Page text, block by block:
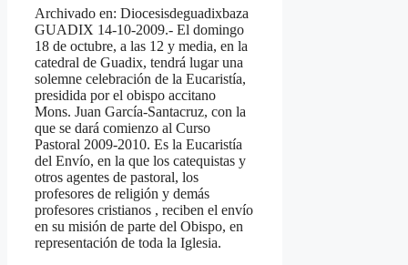
Archivado en: Diocesisdeguadixbaza
GUADIX 14-10-2009.- El domingo
18 de octubre, a las 12 y media, en la
catedral de Guadix, tendrá lugar una
solemne celebración de la Eucaristía,
presidida por el obispo accitano
Mons. Juan García-Santacruz, con la
que se dará comienzo al Curso
Pastoral 2009-2010. Es la Eucaristía
del Envío, en la que los catequistas y
otros agentes de pastoral, los
profesores de religión y demás
profesores cristianos , reciben el envío
en su misión de parte del Obispo, en
representación de toda la Iglesia.